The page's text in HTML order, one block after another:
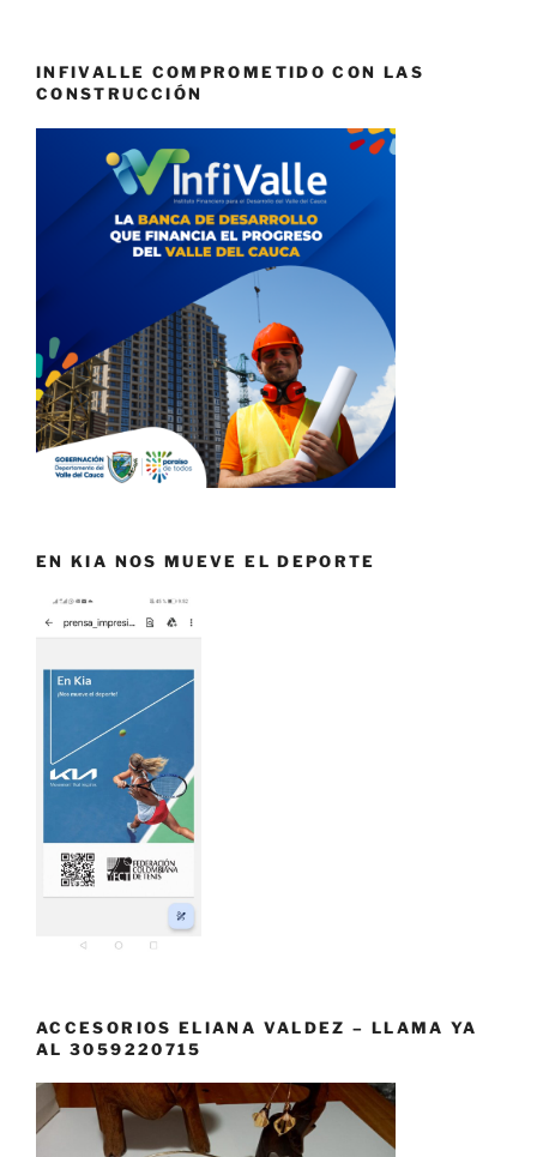
INFIVALLE COMPROMETIDO CON LAS
CONSTRUCCIÓN
EN KIA NOS MUEVE EL DEPORTE
ACCESORIOS ELIANA VALDEZ – LLAMA YA
AL 3059220715